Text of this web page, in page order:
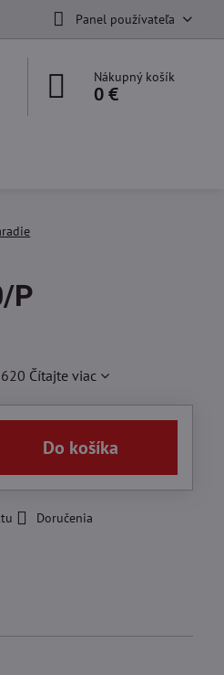
Panel používateľa
Nákupný košík
0 €
P
Čítajte viac
Do košíka
Doručenia